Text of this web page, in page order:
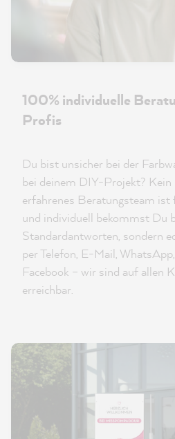
100% individuelle
Profis
Du bist unsicher bei der
bei deinem DIY-Projekt?
erfahrenes Beratungsteam ist
und individuell bekommst Du
Standardantworten, sondern
per Telefon, E-Mail,
Facebook – wir sind auf allen
erreichbar.